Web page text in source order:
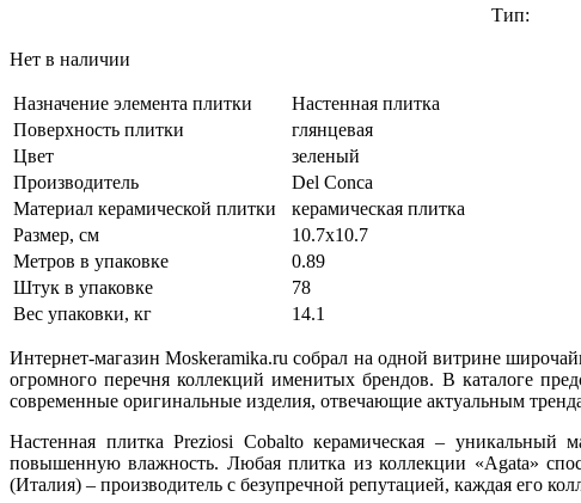
Тип:
Нет в наличии
Назначение элемента плитки
Настенная плитка
Поверхность плитки
глянцевая
Цвет
зеленый
Производитель
Del Conca
Материал керамической плитки
керамическая плитка
Размер, см
10.7х10.7
Метров в упаковке
0.89
Штук в упаковке
78
Вес упаковки, кг
14.1
Интернет-магазин Moskeramika.ru собрал на одной витрине
огромного перечня коллекций именитых брендов. В каталоге
современные оригинальные изделия, отвечающие актуальным
Настенная плитка Preziosi Cobalto керамическая – уникальный
повышенную влажность. Любая плитка из коллекции «Agata»
(Италия) – производитель с безупречной репутацией, каждая его